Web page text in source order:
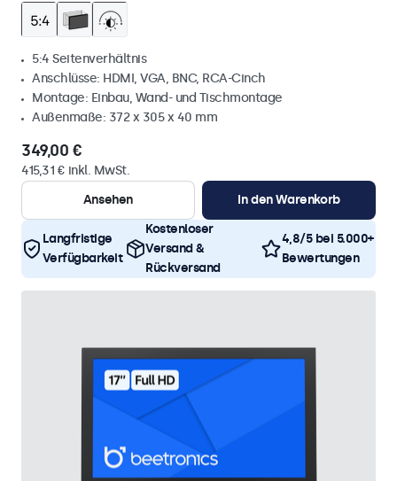
5:4 Seitenverhältnis
Anschlüsse: HDMI, VGA, BNC, RCA-Cinch
Montage: Einbau, Wand- und Tischmontage
Außenmaße: 372 x 305 x 40 mm
349,00 €
415,31 € inkl. MwSt.
Ansehen
In den Warenkorb
Langfristige
Verfügbarkeit
Kostenloser
Versand &
Rückversand
4,8/5 bei 5.000+
Bewertungen